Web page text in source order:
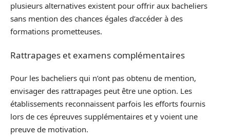
plusieurs alternatives existent pour offrir aux bacheliers
sans mention des chances égales d’accéder à des
formations prometteuses.
Rattrapages et examens complémentaires
Pour les bacheliers qui n’ont pas obtenu de mention,
envisager des rattrapages peut être une option. Les
établissements reconnaissent parfois les efforts fournis
lors de ces épreuves supplémentaires et y voient une
preuve de motivation.